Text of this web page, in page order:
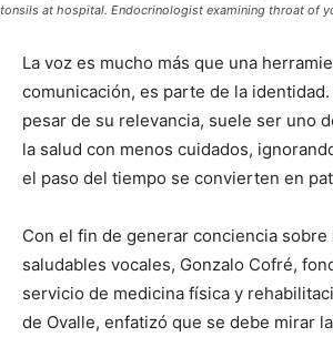
tonsils at hospital. Endocrinologist examining throat of
La voz es mucho más que una
comunicación, es parte de la
pesar de su relevancia, suele ser uno
la salud con menos cuidados,
el paso del tiempo se convierten en
Con el fin de generar conciencia sobre
saludables vocales, Gonzalo Cofré,
servicio de medicina física y
de Ovalle, enfatizó que se debe mirar